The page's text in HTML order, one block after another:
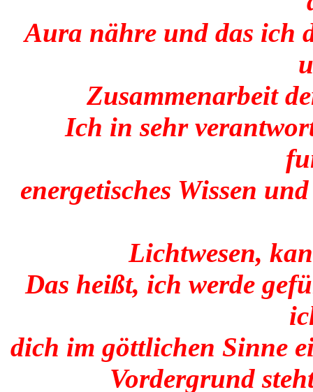
Aura nähre und das ich
Zusammenarbeit
Ich in sehr
energetisches Wissen
Lichtwesen,
Das heißt, ich werde
dich im göttlichen Sinne
Vordergrund